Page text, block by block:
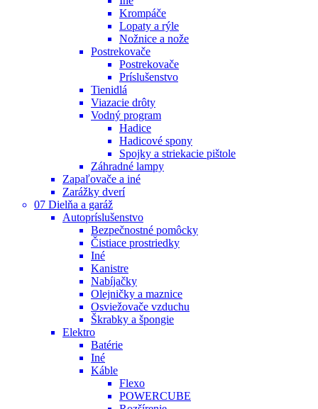
Krompáče
Lopaty a rýle
Nožnice a nože
Postrekovače
Postrekovače
Príslušenstvo
Tienidlá
Viazacie drôty
Vodný program
Hadice
Hadicové spony
Spojky a striekacie pištole
Záhradné lampy
Zapaľovače a iné
Zarážky dverí
07 Dielňa a garáž
Autopríslušenstvo
Bezpečnostné pomôcky
Čistiace prostriedky
Iné
Kanistre
Nabíjačky
Olejničky a maznice
Osviežovače vzduchu
Škrabky a špongie
Elektro
Batérie
Iné
Káble
Flexo
POWERCUBE